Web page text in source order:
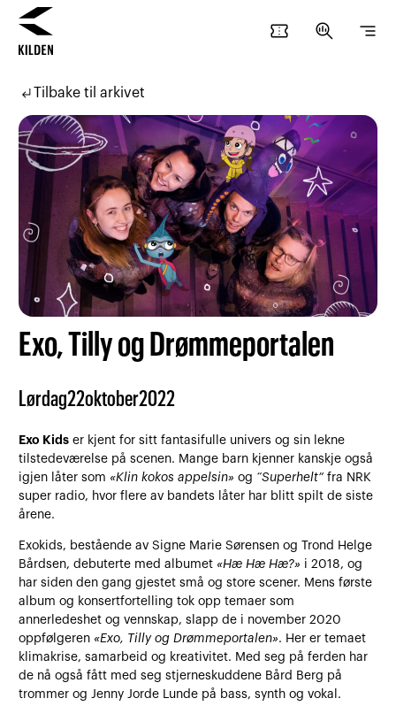
confirmation_number search_insights segment
subdirectory_arrow_leftTilbake til arkivet
Exo, Tilly og Drømmeportalen
Lørdag22oktober2022
Exo Kids er kjent for sitt fantasifulle univers og sin lekne
tilstedeværelse på scenen. Mange barn kjenner kanskje også
igjen låter som «Klin kokos appelsin» og “Superhelt” fra NRK
super radio, hvor flere av bandets låter har blitt spilt de siste
årene.
Exokids, bestående av Signe Marie Sørensen og Trond Helge
Bårdsen, debuterte med albumet «Hæ Hæ Hæ?» i 2018, og
har siden den gang gjestet små og store scener. Mens første
album og konsertfortelling tok opp temaer som
annerledeshet og vennskap, slapp de i november 2020
oppfølgeren «Exo, Tilly og Drømmeportalen». Her er temaet
klimakrise, samarbeid og kreativitet. Med seg på ferden har
de nå også fått med seg stjerneskuddene Bård Berg på
trommer og Jenny Jorde Lunde på bass, synth og vokal.